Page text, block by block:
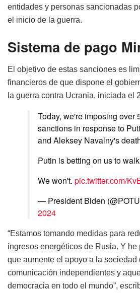
entidades y personas sancionadas
el inicio de la guerra.
Sistema de pago
El objetivo de estas sanciones es
financieros de que dispone el
la guerra contra Ucrania, iniciada el
Today, we're imposing over
sanctions in response to
and Aleksey Navalny's
Putin is betting on us to
We won't. pic.twitter.com/
— President Biden
2024
“Estamos tomando medidas para
ingresos energéticos de Rusia. Y
que aumente el apoyo a la
comunicación independientes y
democracia en todo el mundo”,